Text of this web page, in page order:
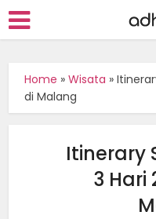
Home »Wisata »
di Malang
Itinerary
3 Hari